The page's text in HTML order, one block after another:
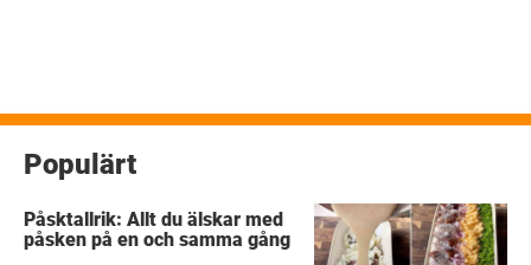
Populärt
Påsktallrik: Allt du älskar med
påsken på en och samma gång